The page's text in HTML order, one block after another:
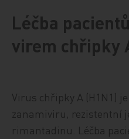
Léčba
virem chřipky
Virus chřipky A (H1N1)
zanamiviru, rezistentní
rimantadinu. Léčba